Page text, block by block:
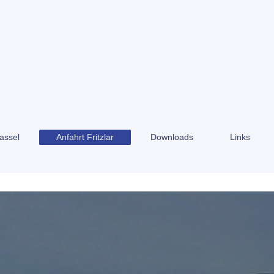
Anfahrt Fritzlar Downloads Links